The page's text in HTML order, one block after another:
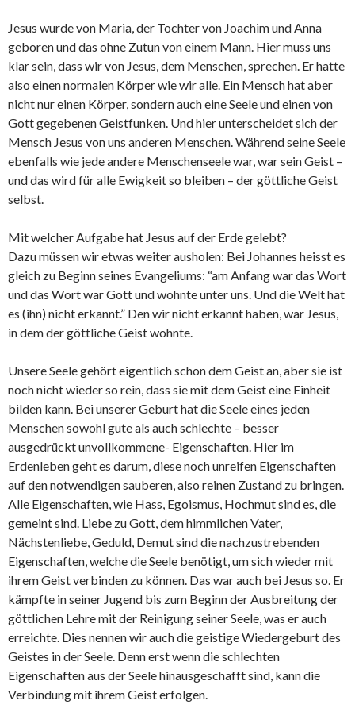
Jesus wurde von Maria, der Tochter von Joachim und Anna
geboren und das ohne Zutun von einem Mann. Hier muss uns
klar sein, dass wir von Jesus, dem Menschen, sprechen. Er hatte
also einen normalen Körper wie wir alle. Ein Mensch hat aber
nicht nur einen Körper, sondern auch eine Seele und einen von
Gott gegebenen Geistfunken. Und hier unterscheidet sich der
Mensch Jesus von uns anderen Menschen. Während seine Seele
ebenfalls wie jede andere Menschenseele war, war sein Geist –
und das wird für alle Ewigkeit so bleiben – der göttliche Geist
selbst.
Mit welcher Aufgabe hat Jesus auf der Erde gelebt?
Dazu müssen wir etwas weiter ausholen: Bei Johannes heisst es
gleich zu Beginn seines Evangeliums: “am Anfang war das Wort
und das Wort war Gott und wohnte unter uns. Und die Welt hat
es (ihn) nicht erkannt.” Den wir nicht erkannt haben, war Jesus,
in dem der göttliche Geist wohnte.
Unsere Seele gehört eigentlich schon dem Geist an, aber sie ist
noch nicht wieder so rein, dass sie mit dem Geist eine Einheit
bilden kann. Bei unserer Geburt hat die Seele eines jeden
Menschen sowohl gute als auch schlechte – besser
ausgedrückt unvollkommene- Eigenschaften. Hier im
Erdenleben geht es darum, diese noch unreifen Eigenschaften
auf den notwendigen sauberen, also reinen Zustand zu bringen.
Alle Eigenschaften, wie Hass, Egoismus, Hochmut sind es, die
gemeint sind. Liebe zu Gott, dem himmlichen Vater,
Nächstenliebe, Geduld, Demut sind die nachzustrebenden
Eigenschaften, welche die Seele benötigt, um sich wieder mit
ihrem Geist verbinden zu können. Das war auch bei Jesus so. Er
kämpfte in seiner Jugend bis zum Beginn der Ausbreitung der
göttlichen Lehre mit der Reinigung seiner Seele, was er auch
erreichte. Dies nennen wir auch die geistige Wiedergeburt des
Geistes in der Seele. Denn erst wenn die schlechten
Eigenschaften aus der Seele hinausgeschafft sind, kann die
Verbindung mit ihrem Geist erfolgen.